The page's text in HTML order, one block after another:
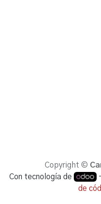
Copyright ©
Con tecnología de
-
de